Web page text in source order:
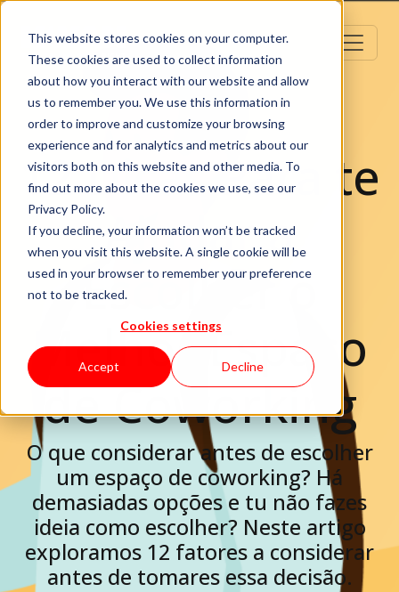
This website stores cookies on your computer.
These cookies are used to collect information
about how you interact with our website and allow
us to remember you. We use this information in
order to improve and customize your browsing
experience and for analytics and metrics about our
visitors both on this website and other media. To
find out more about the cookies we use, see our
Privacy Policy.
If you decline, your information won’t be tracked
when you visit this website. A single cookie will be
used in your browser to remember your preference
not to be tracked.
Cookies settings
Accept Decline
12 Dicas Para te
Ajudar a
Escolher o
Melhor Espaço
de Coworking
O que considerar antes de escolher
um espaço de coworking? Há
demasiadas opções e tu não fazes
ideia como escolher? Neste artigo
exploramos 12 fatores a considerar
antes de tomares essa decisão.